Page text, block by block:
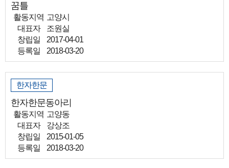
꿈틀
활동지역 고양시
대표자
조원실
창립일
2017-04-01
등록일
2018-03-20
한자한문
한자한문동아리
활동지역 고양동
대표자
강상조
창립일
2015-01-05
등록일
2018-03-20